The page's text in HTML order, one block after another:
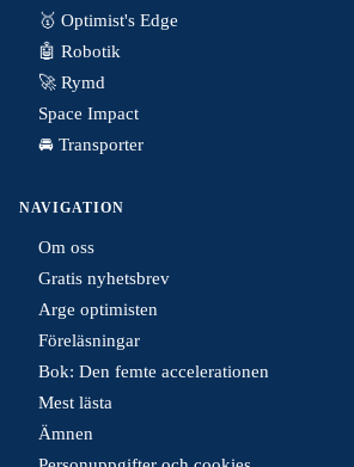
🥇 Optimist's Edge
🤖 Robotik
🚀 Rymd
Space Impact
🚘 Transporter
NAVIGATION
Om oss
Gratis nyhetsbrev
Arge optimisten
Föreläsningar
Bok: Den femte accelerationen
Mest lästa
Ämnen